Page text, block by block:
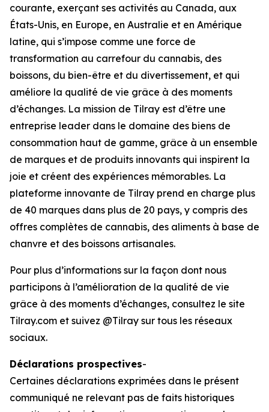
courante, exerçant ses activités au Canada, aux
États-Unis, en Europe, en Australie et en Amérique
latine, qui s’impose comme une force de
transformation au carrefour du cannabis, des
boissons, du bien-être et du divertissement, et qui
améliore la qualité de vie grâce à des moments
d’échanges. La mission de Tilray est d’être une
entreprise leader dans le domaine des biens de
consommation haut de gamme, grâce à un ensemble
de marques et de produits innovants qui inspirent la
joie et créent des expériences mémorables. La
plateforme innovante de Tilray prend en charge plus
de 40 marques dans plus de 20 pays, y compris des
offres complètes de cannabis, des aliments à base de
chanvre et des boissons artisanales.
Pour plus d’informations sur la façon dont nous
participons à l’amélioration de la qualité de vie
grâce à des moments d’échanges, consultez le site
Tilray.com et suivez @Tilray sur tous les réseaux
sociaux.
Déclarations prospectives-
Certaines déclarations exprimées dans le présent
communiqué ne relevant pas de faits historiques